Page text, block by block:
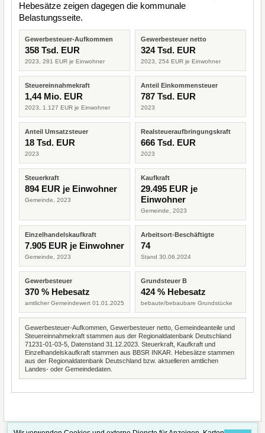
Hebesätze zeigen dagegen die kommunale
Belastungsseite.
Gewerbesteuer-Aufkommen
358 Tsd. EUR
2023, 281 EUR je Einwohner
Gewerbesteuer netto
324 Tsd. EUR
2023, 254 EUR je Einwohner
Steuereinnahmekraft
1,44 Mio. EUR
2023, 1.127 EUR je Einwohner
Anteil Einkommensteuer
787 Tsd. EUR
2023
Anteil Umsatzsteuer
18 Tsd. EUR
2023
Realsteueraufbringungskraft
666 Tsd. EUR
2023
Steuerkraft
894 EUR je Einwohner
Gemeinde, 2023
Kaufkraft
29.495 EUR je
Einwohner
Gemeinde, 2023
Einzelhandelskaufkraft
7.905 EUR je Einwohner
Gemeinde, 2023
Arbeitsort-Beschäftigte
74
Stand 30.06.2024
Gewerbesteuer
370 % Hebesatz
amtlicher Gemeindewert 01.01.2025
Grundsteuer B
424 % Hebesatz
bebaute/bebaubare Grundstücke
Gewerbesteuer-Aufkommen, Gewerbesteuer netto, Gemeindeanteile und
Steuereinnahmekraft stammen aus der Regionaldatenbank Deutschland
71231-01-03-5, Datenstand 31.12.2023. Steuerkraft, Kaufkraft und
Einzelhandelskaufkraft stammen aus BBSR INKAR. Hebesätze stammen
aus der Regionaldatenbank Deutschland bzw. aktuelleren amtlichen
Landes- oder Gemeindedaten.